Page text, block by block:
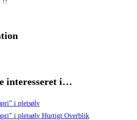
interesseret i…
Hurtigt Overblik